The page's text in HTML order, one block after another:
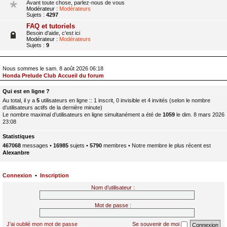
Avant toute chose, parlez-nous de vous
Modérateur : Modérateurs
Sujets : 4297
FAQ et tutoriels
Besoin d'aide, c'est ici
Modérateur : Modérateurs
Sujets : 9
Nous sommes le sam. 8 août 2026 06:18
Honda Prelude Club Accueil du forum
Qui est en ligne ?
Au total, il y a 5 utilisateurs en ligne :: 1 inscrit, 0 invisible et 4 invités (selon le nombre
d’utilisateurs actifs de la dernière minute)
Le nombre maximal d’utilisateurs en ligne simultanément a été de 1059 le dim. 8 mars 2026
23:08
Statistiques
467068 messages • 16985 sujets • 5790 membres • Notre membre le plus récent est
Alexanbre
Connexion • Inscription
Nom d’utilisateur :
Mot de passe :
J’ai oublié mon mot de passe Se souvenir de moi